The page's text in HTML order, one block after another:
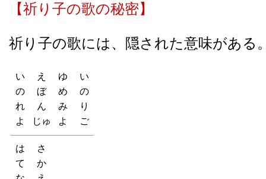
【祈り子の歌の秘密】
祈り子の歌には、隠された意味がある
い え ゆ
い
の
ぼ め
の
れ
ん み
り
よ
じゅ よ ご
は
さ
て
か